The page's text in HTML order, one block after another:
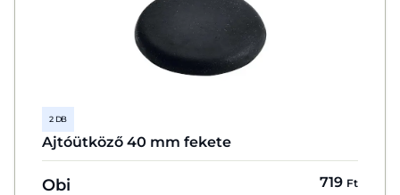
2 DB
Ajtóütköző 40 mm fekete
Obi 719 Ft